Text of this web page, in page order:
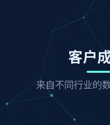
客户
来自不同行业的